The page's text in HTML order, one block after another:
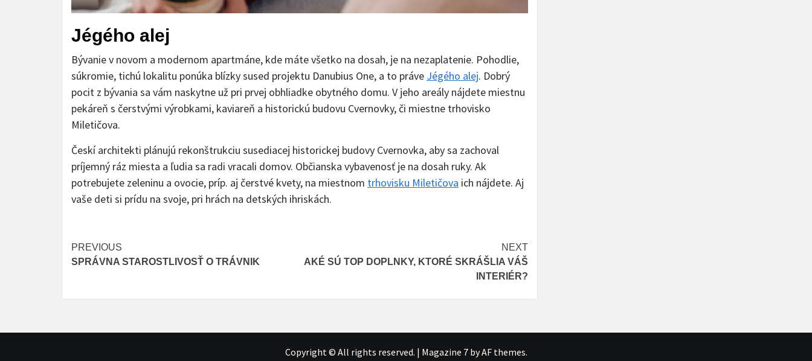
Jégého alej
Bývanie v novom a modernom apartmáne, kde máte všetko na dosah, je na nezaplatenie. Pohodlie,
súkromie, tichú lokalitu ponúka blízky sused projektu Danubius One, a to práve Jégého alej. Dobrý
pocit z bývania sa vám naskytne už pri prvej obhliadke obytného domu. V jeho areály nájdete miestnu
pekáreň s čerstvými výrobkami, kaviareň a historickú budovu Cvernovky, či miestne trhovisko
Miletičova.
Českí architekti plánujú rekonštrukciu susediacej historickej budovy Cvernovka, aby sa zachoval
príjemný ráz miesta a ľudia sa radi vracali domov. Občianska vybavenosť je na dosah ruky. Ak
potrebujete zeleninu a ovocie, príp. aj čerstvé kvety, na miestnom trhovisku Miletičova ich nájdete. Aj
vaše deti si prídu na svoje, pri hrách na detských ihriskách.
Continue
Reading
PREVIOUS
SPRÁVNA STAROSTLIVOSŤ O TRÁVNIK
NEXT
AKÉ SÚ TOP DOPLNKY, KTORÉ SKRÁŠLIA VÁŠ
INTERIÉR?
Copyright © All rights reserved. | Magazine 7by AF themes.